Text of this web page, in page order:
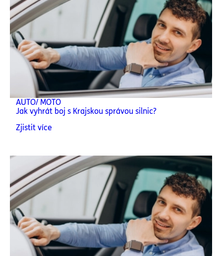
AUTO/ MOTO
Jak vyhrát boj s Krajskou správou silnic?
Zjistit více